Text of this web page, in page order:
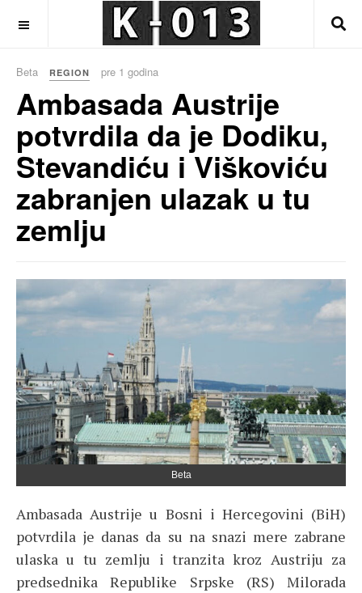
Beta REGION pre 1 godina
Ambasada Austrije
potvrdila da je Dodiku,
Stevandiću i Viškoviću
zabranjen ulazak u tu
zemlju
Beta
Ambasada Austrije u Bosni i Hercegovini (BiH)
potvrdila je danas da su na snazi mere zabrane
ulaska u tu zemlju i tranzita kroz Austriju za
predsednika Republike Srpske (RS) Milorada